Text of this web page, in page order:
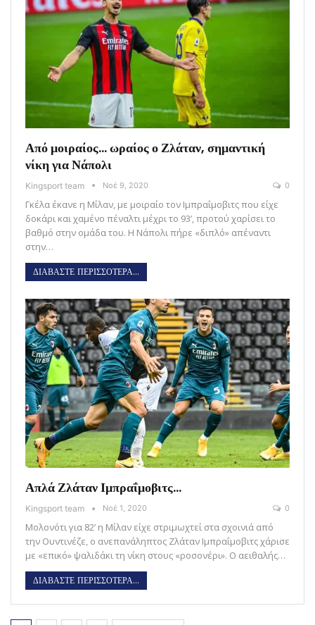
Από μοιραίος… ωραίος ο Ζλάταν, σημαντική
νίκη για Νάπολι
Kingsport team Νοέ 9, 2020 0
Γκέλα έκανε η Μίλαν, με μοιραίο τον Ιμπραΐμοβιτς που είχε
δοκάρι και χαμένο πέναλτι μέχρι το 93’, προτού χαρίσει το
βαθμό στην ομάδα του. Η Νάπολι πήρε «διπλό» απέναντι
στην…
ΔΙΑΒΑΣΤΕ ΠΕΡΙΣΣΟΤΕΡΑ...
Απλά Ζλάταν Ιμπραΐμοβιτς…
Kingsport team Νοέ 1, 2020 0
Μολονότι για 82’ η Μίλαν είχε στριμωχτεί στα σχοινιά από
την Ουντινέζε, ο ανεπανάληπτος Ζλάταν Ιμπραΐμοβιτς χάρισε
με «επικό» ψαλιδάκι τη νίκη στους «ροσονέρι». Ο αειθαλής…
ΔΙΑΒΑΣΤΕ ΠΕΡΙΣΣΟΤΕΡΑ...